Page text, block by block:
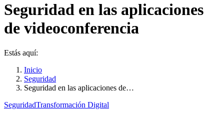
Seguridad en las aplicaciones
de videoconferencia
Estás aquí:
Inicio
Seguridad
Seguridad en las aplicaciones de…
SeguridadTransformación Digital